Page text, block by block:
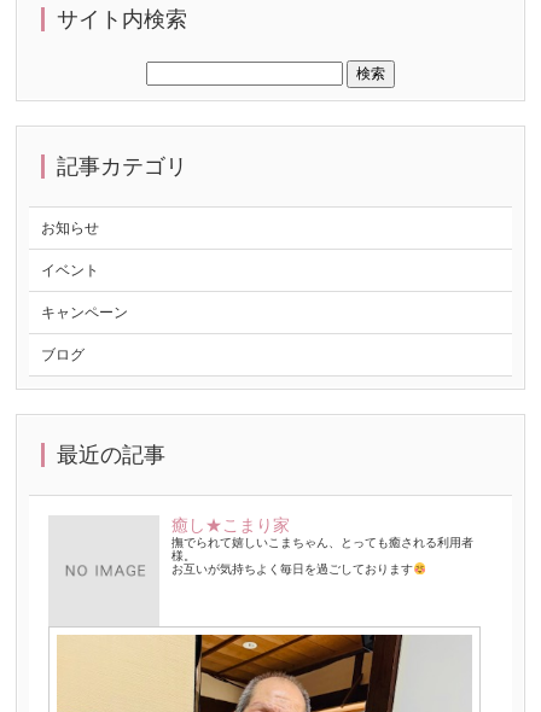
サイト内検索
記事カテゴリ
お知らせ
イベント
キャンペーン
ブログ
最近の記事
癒し★こまり家
撫でられて嬉しいこまちゃん、とっても癒される利用者
様。
お互いが気持ちよく毎日を過ごしております